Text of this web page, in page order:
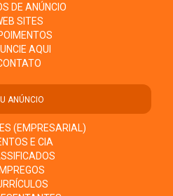
DE ANÚNCIO
SITES
AQUI
ANÚNCIO
(EMPRESARIAL)
E CIA